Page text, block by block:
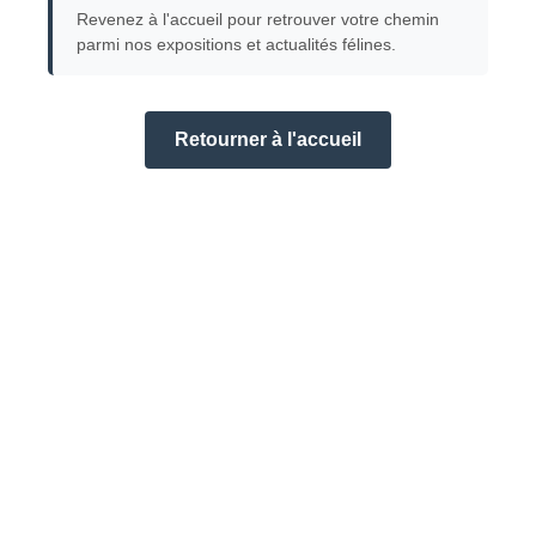
Revenez à l'accueil pour retrouver votre chemin
parmi nos expositions et actualités félines.
Retourner à l'accueil